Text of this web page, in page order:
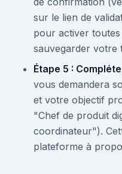
sur le lien de
pour activer
sauvegarder votre
Étape 5 :
vous demandera
et votre objectif
"Chef de produit
coordinateur").
plateforme à